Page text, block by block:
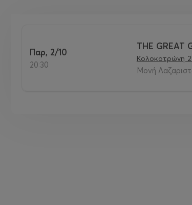
Παρ, 2/10
20:30
THE GREAT
Κολοκοτρώνη
Μονή